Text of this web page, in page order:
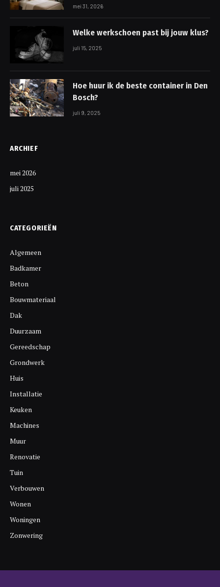
mei 31, 2026
Welke werkschoen past bij jouw klus?
juli 15, 2025
Hoe huur ik de beste container in Den
Bosch?
juli 9, 2025
ARCHIEF
mei 2026
juli 2025
CATEGORIEËN
Algemeen
Badkamer
Beton
Bouwmateriaal
Dak
Duurzaam
Gereedschap
Grondwerk
Huis
Installatie
Keuken
Machines
Muur
Renovatie
Tuin
Verbouwen
Wonen
Woningen
Zonwering